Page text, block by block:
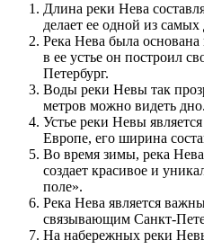
Длина реки Нева
делает ее одной из
Река Нева была
в ее устье он построил
Петербург.
Воды реки Невы так
метров можно видеть дно.
Устье реки Невы
Европе, его ширина
Во время зимы, река
создает красивое и
поле».
Река Нева является
связывающим Санкт-
На набережных реки